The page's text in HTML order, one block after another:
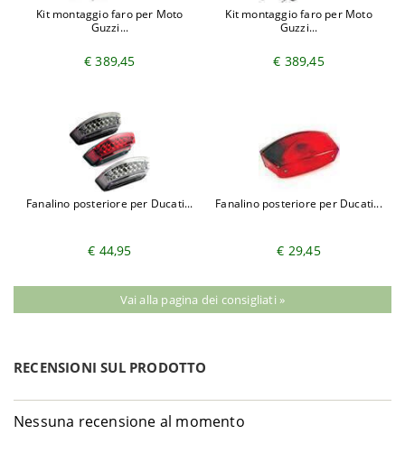
Kit montaggio faro per Moto
Guzzi...
€ 389,45
Kit montaggio faro per Moto
Guzzi...
€ 389,45
Fanalino posteriore per Ducati...
€ 44,95
Fanalino posteriore per Ducati...
€ 29,45
Vai alla pagina dei consigliati »
RECENSIONI SUL PRODOTTO
Nessuna recensione al momento